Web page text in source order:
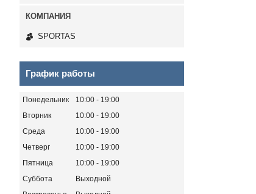
SPORTAS
График работы
Понедельник 10:00
19:00
Вторник
10:00
19:00
Среда
10:00
19:00
Четверг
10:00
19:00
Пятница
10:00
19:00
Суббота
Выходной